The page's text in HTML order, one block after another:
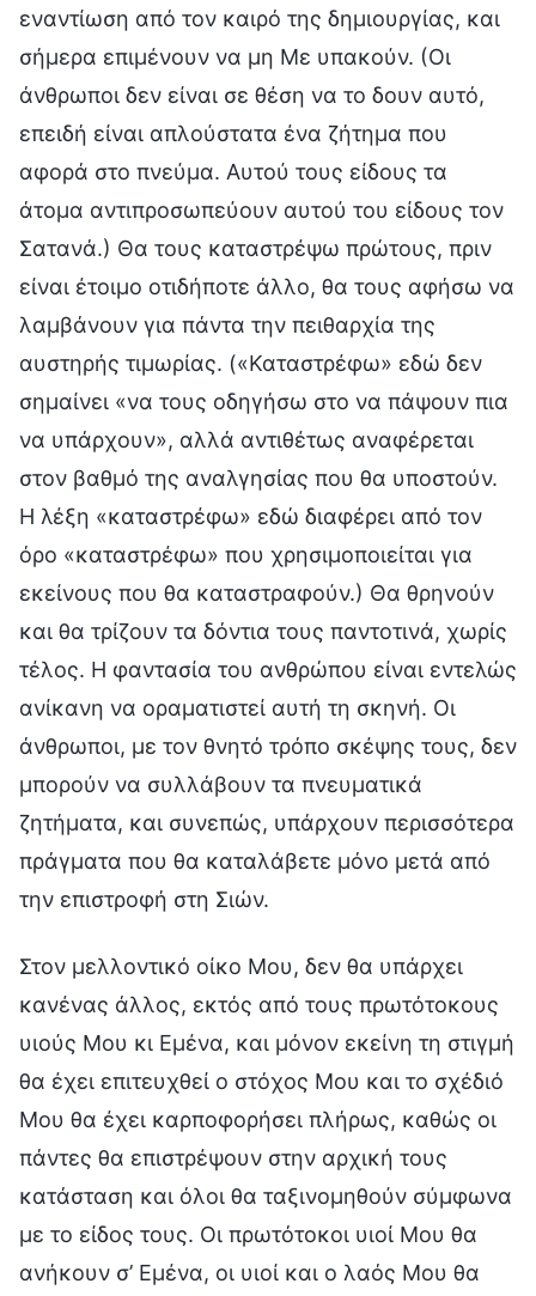
εναντίωση από τον καιρό της δημιουργίας, και
σήμερα επιμένουν να μη Με υπακούν. (Οι
άνθρωποι δεν είναι σε θέση να το δουν αυτό,
επειδή είναι απλούστατα ένα ζήτημα που
αφορά στο πνεύμα. Αυτού τους είδους τα
άτομα αντιπροσωπεύουν αυτού του είδους τον
Σατανά.) Θα τους καταστρέψω πρώτους, πριν
είναι έτοιμο οτιδήποτε άλλο, θα τους αφήσω να
λαμβάνουν για πάντα την πειθαρχία της
αυστηρής τιμωρίας. («Καταστρέφω» εδώ δεν
σημαίνει «να τους οδηγήσω στο να πάψουν πια
να υπάρχουν», αλλά αντιθέτως αναφέρεται
στον βαθμό της αναλγησίας που θα υποστούν.
Η λέξη «καταστρέφω» εδώ διαφέρει από τον
όρο «καταστρέφω» που χρησιμοποιείται για
εκείνους που θα καταστραφούν.) Θα θρηνούν
και θα τρίζουν τα δόντια τους παντοτινά, χωρίς
τέλος. Η φαντασία του ανθρώπου είναι εντελώς
ανίκανη να οραματιστεί αυτή τη σκηνή. Οι
άνθρωποι, με τον θνητό τρόπο σκέψης τους, δεν
μπορούν να συλλάβουν τα πνευματικά
ζητήματα, και συνεπώς, υπάρχουν περισσότερα
πράγματα που θα καταλάβετε μόνο μετά από
την επιστροφή στη Σιών.
Στον μελλοντικό οίκο Μου, δεν θα υπάρχει
κανένας άλλος, εκτός από τους πρωτότοκους
υιούς Μου κι Εμένα, και μόνον εκείνη τη στιγμή
θα έχει επιτευχθεί ο στόχος Μου και το σχέδιό
Μου θα έχει καρποφορήσει πλήρως, καθώς οι
πάντες θα επιστρέψουν στην αρχική τους
κατάσταση και όλοι θα ταξινομηθούν σύμφωνα
με το είδος τους. Οι πρωτότοκοι υιοί Μου θα
ανήκουν σ’ Εμένα, οι υιοί και ο λαός Μου θα